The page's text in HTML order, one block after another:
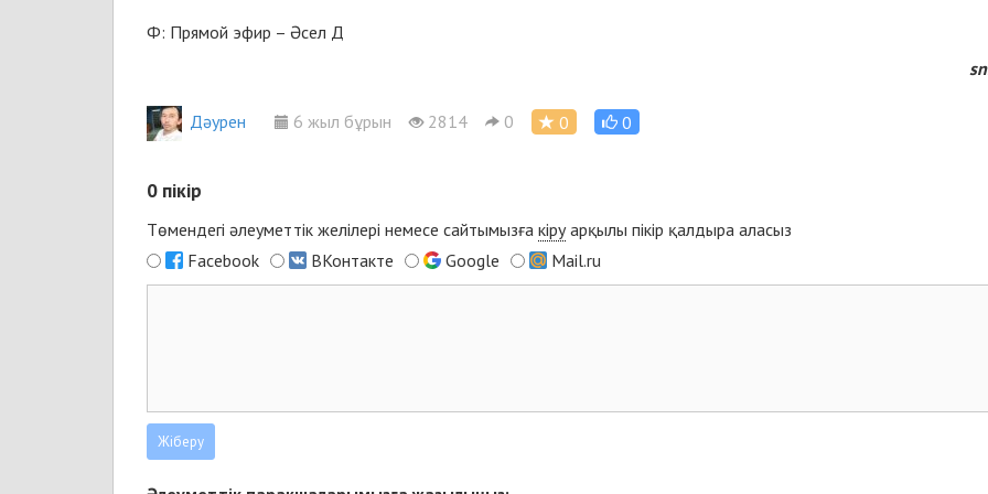
Ф: Прямой эфир – Әсел Д
Дәурен 6 жыл бұрын 2814 0 0 0
0 пікір
Төмендегі әлеуметтік желілері немесе сайтымызға кіруарқылы пікір қалдыра аласыз
Facebook
ВКонтакте Google Mail.ru